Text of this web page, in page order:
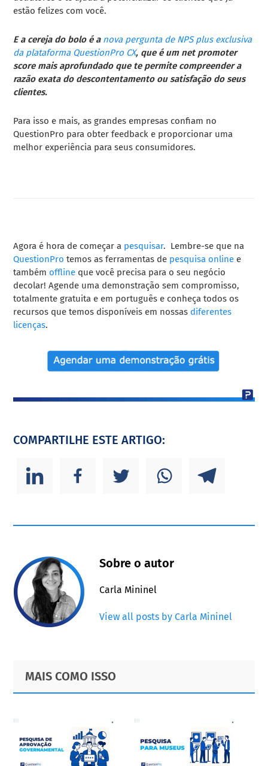
estão felizes com você.
E a cereja do bolo é a nova pergunta de NPS plus exclusiva
da plataforma QuestionPro CX, que é um net promoter
score mais aprofundado que te permite compreender a
razão exata do descontentamento ou satisfação do seus
clientes.
Para isso e mais, as grandes empresas confiam no
QuestionPro para obter feedback e proporcionar uma
melhor experiência para seus consumidores.
Agora é hora de começar a pesquisar. Lembre-se que na
QuestionPro temos as ferramentas de pesquisa online e
também offline que você precisa para o seu negócio
decolar! Agende uma demonstração sem compromisso,
totalmente gratuita e em português e conheça todos os
recursos que temos disponíveis em nossas diferentes
licenças.
COMPARTILHE ESTE ARTIGO:
Sobre o autor
Carla Mininel
View all posts by Carla Mininel
Primary
Sidebar
Footer
MAIS COMO ISSO